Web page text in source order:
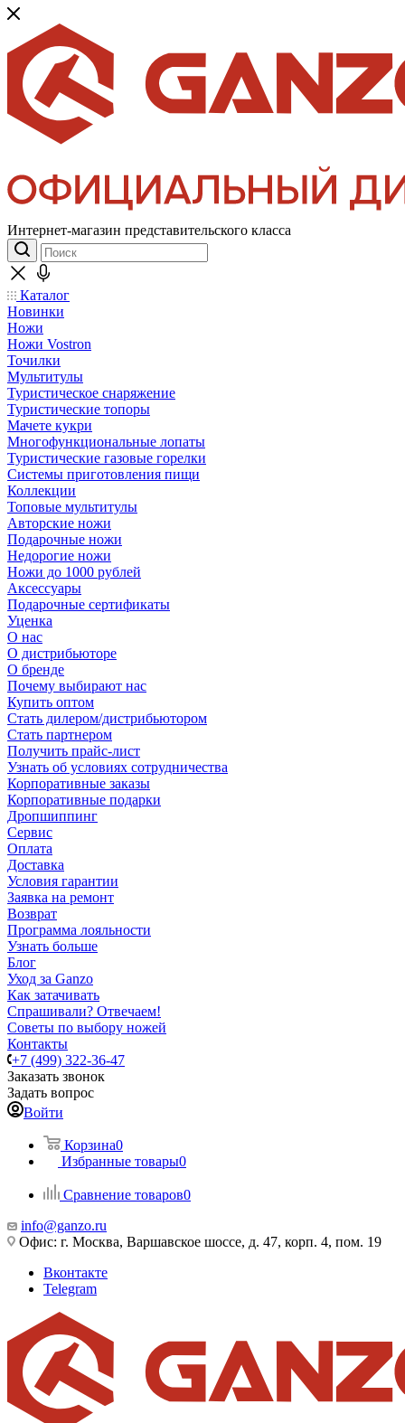
Интернет-магазин представительского класса
Каталог
Новинки
Ножи
Ножи Vostron
Точилки
Мультитулы
Туристическое снаряжение
Туристические топоры
Мачете кукри
Многофункциональные лопаты
Туристические газовые горелки
Системы приготовления пищи
Коллекции
Топовые мультитулы
Авторские ножи
Подарочные ножи
Недорогие ножи
Ножи до 1000 рублей
Аксессуары
Подарочные сертификаты
Уценка
О нас
О дистрибьюторе
О бренде
Почему выбирают нас
Купить оптом
Стать дилером/дистрибьютором
Стать партнером
Получить прайс-лист
Узнать об условиях сотрудничества
Корпоративные заказы
Корпоративные подарки
Дропшиппинг
Сервис
Оплата
Доставка
Условия гарантии
Заявка на ремонт
Возврат
Программа лояльности
Узнать больше
Блог
Уход за Ganzo
Как затачивать
Спрашивали? Отвечаем!
Советы по выбору ножей
Контакты
+7 (499) 322-36-47
Заказать звонок
Задать вопрос
Войти
Корзина0
Избранные товары0
Сравнение товаров0
info@ganzo.ru
Офис: г. Москва, Варшавское шоссе, д. 47, корп. 4, пом. 19
Вконтакте
Telegram